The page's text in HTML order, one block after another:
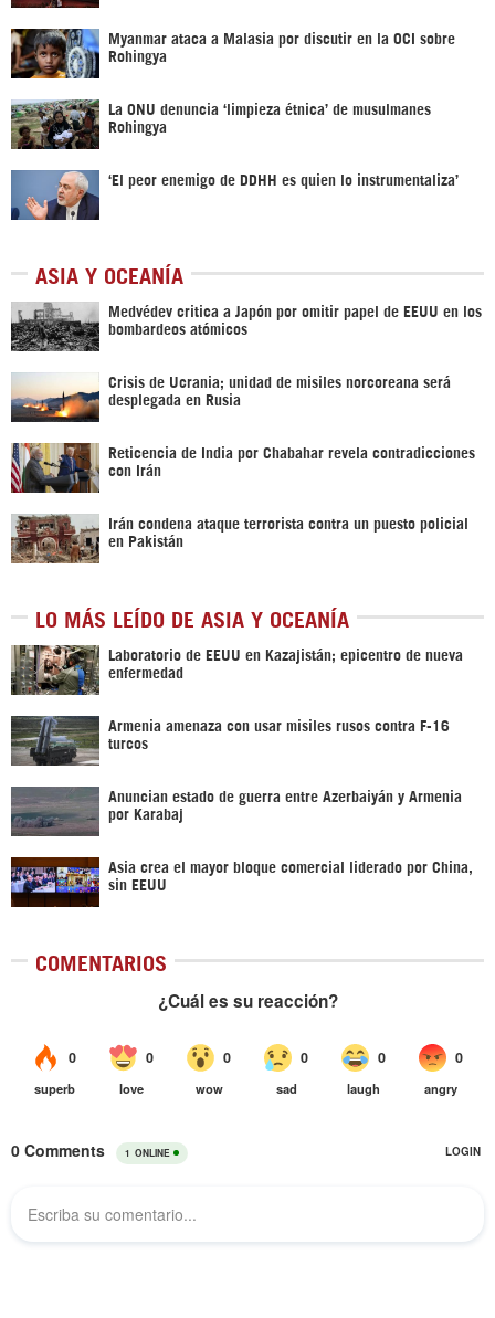
Myanmar ataca a Malasia por discutir en la OCI sobre
Rohingya
La ONU denuncia ‘limpieza étnica’ de musulmanes
Rohingya
‘El peor enemigo de DDHH es quien lo instrumentaliza’
ASIA Y OCEANÍA
Medvédev critica a Japón por omitir papel de EEUU en los
bombardeos atómicos
Crisis de Ucrania; unidad de misiles norcoreana será
desplegada en Rusia
Reticencia de India por Chabahar revela contradicciones
con Irán
Irán condena ataque terrorista contra un puesto policial
en Pakistán
LO MÁS LEÍDO DE ASIA Y OCEANÍA
Laboratorio de EEUU en Kazajistán; epicentro de nueva
enfermedad
Armenia amenaza con usar misiles rusos contra F-16
turcos
Anuncian estado de guerra entre Azerbaiyán y Armenia
por Karabaj
Asia crea el mayor bloque comercial liderado por China,
sin EEUU
COMENTARIOS